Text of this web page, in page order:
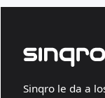
Sinqro le da a